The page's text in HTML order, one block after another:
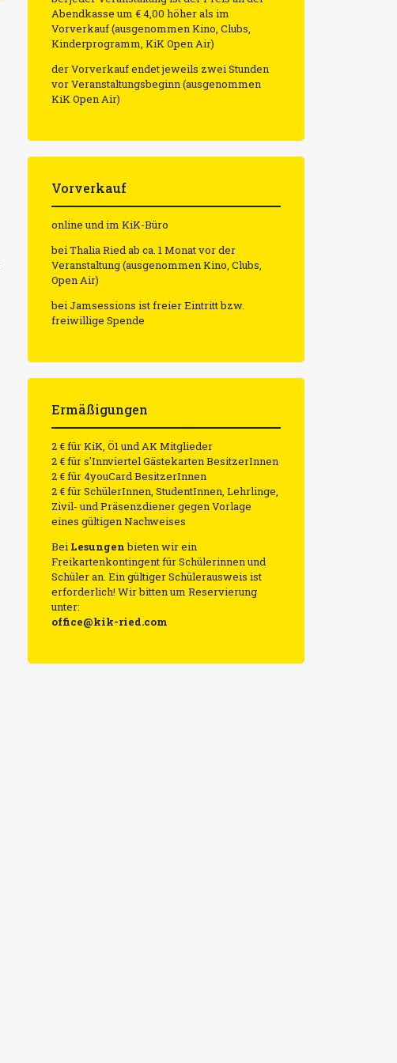
Abendkasse um € 4,00 höher als im
Vorverkauf (ausgenommen Kino, Clubs,
Kinderprogramm, KiK Open Air)
der Vorverkauf endet jeweils zwei Stunden
vor Veranstaltungsbeginn (ausgenommen
KiK Open Air)
Vorverkauf
online und im KiK-Büro
bei Thalia Ried ab ca. 1 Monat vor der
Veranstaltung (ausgenommen Kino, Clubs,
Open Air)
bei Jamsessions ist freier Eintritt bzw.
freiwillige Spende
Ermäßigungen
2 € für KiK, Ö1 und AK Mitglieder
2 € für s'Innviertel Gästekarten BesitzerInnen
2 € für 4youCard BesitzerInnen
2 € für SchülerInnen, StudentInnen, Lehrlinge,
Zivil- und Präsenzdiener gegen Vorlage
eines gültigen Nachweises
Bei Lesungenbieten wir ein
Freikartenkontingent für Schülerinnen und
Schüler an. Ein gültiger Schülerausweis ist
erforderlich! Wir bitten um Reservierung
unter:
office@kik-ried.com